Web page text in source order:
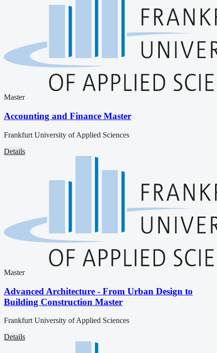
Master
Accounting and Finance Master
Frankfurt University of Applied Sciences
Details
Master
Advanced Architecture - From Urban Design to
Building Construction Master
Frankfurt University of Applied Sciences
Details